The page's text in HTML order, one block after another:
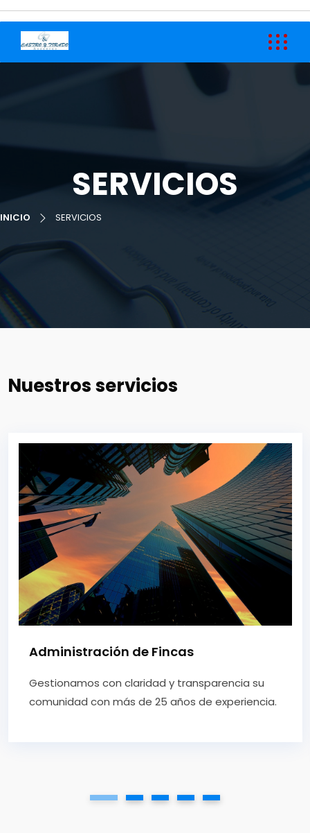
SERVICIOS
INICIO SERVICIOS
Nuestros servicios
de Fincas
con claridad y transparencia su
con más de 25 años de experiencia.